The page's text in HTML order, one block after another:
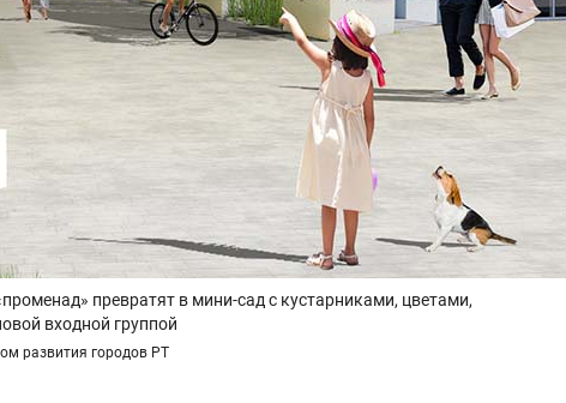
превратят в мини-сад с кустарниками, цветами,
входной группой
развития городов РТ